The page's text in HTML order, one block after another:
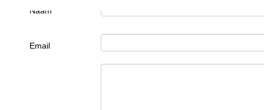
Naam
Email